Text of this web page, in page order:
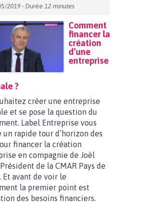
2019 - Durée 12 minutes
Comment
financer la
création
d’une
entreprise
?
créer une entreprise
et se pose la question du
Label Entreprise vous
un rapide tour d’horizon des
financer la création
en compagnie de Joël
de la CMAR Pays de
Et avant de voir le
la premier point est
des besoins financiers.